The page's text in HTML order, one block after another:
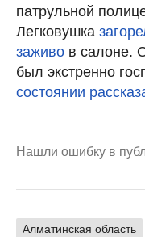
патрульной
Легковушка
заживо в салоне.
был экстренно
состоянии
Нашли ошибку в
Алматинская область